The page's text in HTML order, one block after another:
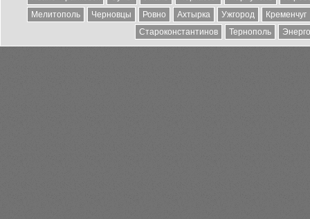
Мелитополь
Черновцы Ровно Ахтырка Ужгород
Кременчуг
Староконстантинов
Тернополь